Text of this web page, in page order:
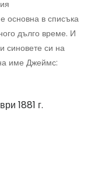
основна в списъка
дълго време. И
синовете си на
име Джеймс:
1881 г.